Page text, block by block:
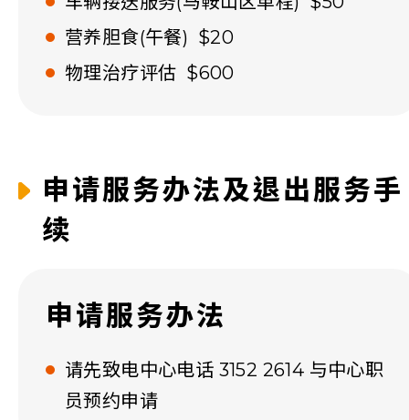
营养胆食(午餐) $20
物理治疗评估 $600
申请服务办法及退出服务手
续
申请服务办法
请先致电中心电话 3152 2614 与中心职
员预约申请